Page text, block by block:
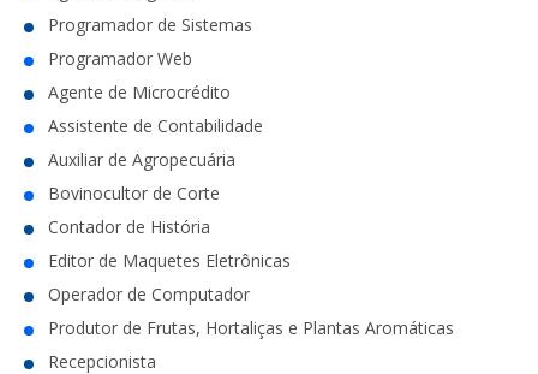
Programador de Sistemas
Programador Web
Agente de Microcrédito
Assistente de Contabilidade
Auxiliar de Agropecuária
Bovinocultor de Corte
Contador de História
Editor de Maquetes Eletrônicas
Operador de Computador
Produtor de Frutas, Hortaliças e Plantas Aromáticas
Recepcionista